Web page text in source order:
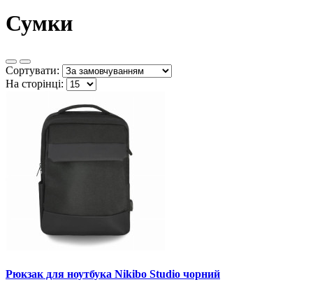
Сумки
Сортувати:
На сторінці:
Рюкзак для ноутбука Nikibo Studio чорний